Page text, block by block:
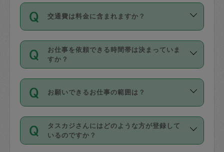
を行う際にご入力ください。プロフィー
ル登録時にはご入力いただかなくても大
丈夫です。
デビットカード・プリペイドカード（Vプ
リカ、au WALLETなど）は支払にはご利
銀行振込や現金払いも対応していませ
なお、タスカジさんの交通費も、依頼料
金のご請求と合わせてお支払いとなりま
依頼には「スポット」と「定期（毎週｜
隔週）」があり、「定期」の依頼は「ス
ポット」よりお得な料金でご利用できま
す。
定期の最低利用回数は設けていない代わ
りに、一定数を超えたキャンセルは有償
（例：毎週定期の場合は３回以上のキャ
ンセルが有償（1200円、隔週定期の場合
は２回以上のキャンセルが有償（1200
交通費は料金に含まれますか？
交通費は依頼料金とは別途発生し、依頼
料金のご請求と合わせてお支払いとなり
ます。交通費の金額は「依頼の詳細」に
お仕事を依頼できる時間帯は決まっていま
すか？
時間帯は3種類あります。いずれも１回あ
たり３時間です。
・ＡＭ ９時～１２時
・ＰＭ １３時～１６時
・夜 １８時～２１時
お願いできるお仕事の範囲は？
掃除、整理収納、洗濯、買い物、料理、
作り置きです。タスカジさんによってで
きる仕事の範囲が異なりますので、依頼
タスカジさんにはどのような方が登録して
いるのですか？